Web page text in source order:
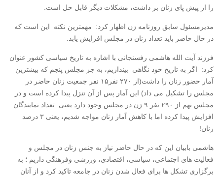
را از پیش پای زنان بر داشت، مشکلات دیگر قابل حل است
مدیرمسئول سابق روزنامه زن اظهار کرد: مهمترین نکته این است که
در حال حاضر باید تعداد زنان در مجلس افزایش یابد.
فرزند آیت الله هاشمی رفسنجانی با اشاره به تاریخ سیاسی کشور عنوان
کرد: اگر به تاریخ خود نگاهی بیندازیم، به جز مجلس پنجم که بیشترین
آمار حضور زنان را داشت(از ۲۷۰ نفر۱۵ نفر جمعیت زنان حاضر در
مجلس را تشکیل می داد) این آمار پس از آن تنزل پیدا کرده است و در
مجلس نهم از ۲۹۰ نفر ۹ زن در مجلس وجود دارد یعنی تعداد نمایندگان
افزایش پیدا کرده اما با کاهش آمار زنان مواجه شدیم، یعنی ۳ درصد
زنان!
هاشمی بابیان این که در حال حاضر نیاز به جنس زنان در مجلس و
فعالیت های اجتماعی، سیاسی، اقتصادی، ورزشی وفرهنگی داریم ؛ به
برگزاری تشکل ها برای فعال شدن زنان در جامعه تاکید کرد و از آنان